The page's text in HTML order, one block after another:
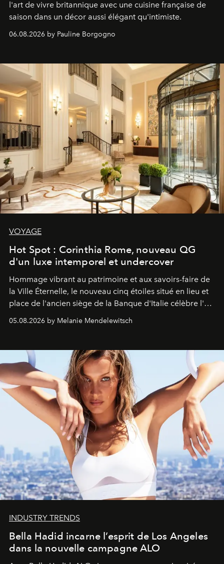
l'art de vivre britannique avec une cuisine française de
saison dans un décor aussi élégant qu'intimiste.
06.08.2026 by Pauline Borgogno
VOYAGE
Hot Spot : Corinthia Rome, nouveau QG
d'un luxe intemporel et undercover
Hommage vibrant au patrimoine et aux savoirs-faire de
la Ville Éternelle, le nouveau cinq étoiles situé en lieu et
place de l'ancien siège de la Banque d'Italie célèbre l'art
de vivre Romain dans toute son élégance intemporelle.
05.08.2026 by Melanie Mendelewitsch
INDUSTRY TRENDS
Bella Hadid incarne l’esprit de Los Angeles
dans la nouvelle campagne ALO